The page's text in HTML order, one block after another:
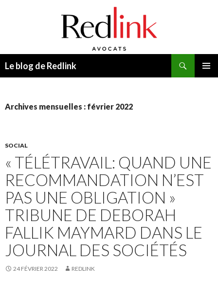
Le blog de Redlink
Archives mensuelles : février 2022
SOCIAL
« TÉLÉTRAVAIL: QUAND UNE
RECOMMANDATION N’EST
PAS UNE OBLIGATION »
TRIBUNE DE DEBORAH
FALLIK MAYMARD DANS LE
JOURNAL DES SOCIÉTÉS
24 FÉVRIER 2022 REDLINK